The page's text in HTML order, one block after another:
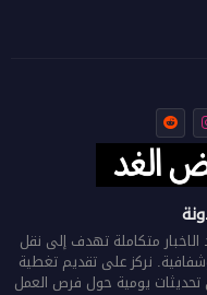
متكاملة تهدف إلى نقل
نركز على تقديم تغطية
تحديثات يومية حول فرص العمل